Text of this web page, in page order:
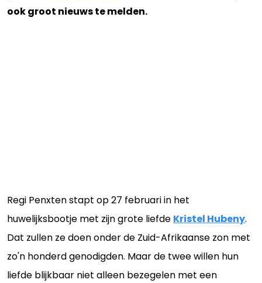
ook groot nieuws te melden.
Regi Penxten stapt op 27 februari in het
huwelijksbootje met zijn grote liefde Kristel Hubeny.
Dat zullen ze doen onder de Zuid-Afrikaanse zon met
zo'n honderd genodigden. Maar de twee willen hun
liefde blijkbaar niet alleen bezegelen met een